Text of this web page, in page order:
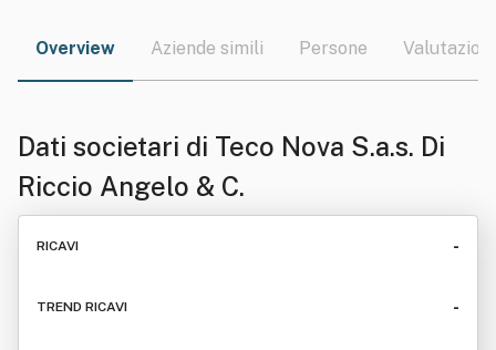
Overview Aziende simili Persone Valutazioni
Dati societari di Teco Nova S.a.s. Di
Riccio Angelo & C.
RICAVI -
TREND RICAVI -